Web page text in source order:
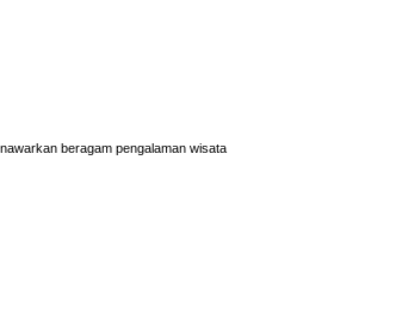
beragam pengalaman wisata